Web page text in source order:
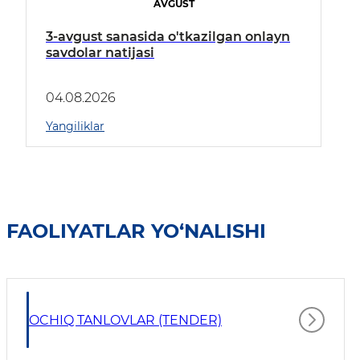
AVGUST
3-avgust sanasida o'tkazilgan onlayn
savdolar natijasi
04.08.2026
Yangiliklar
FAOLIYATLAR YO‘NALISHI
OCHIQ TANLOVLAR (TENDER)